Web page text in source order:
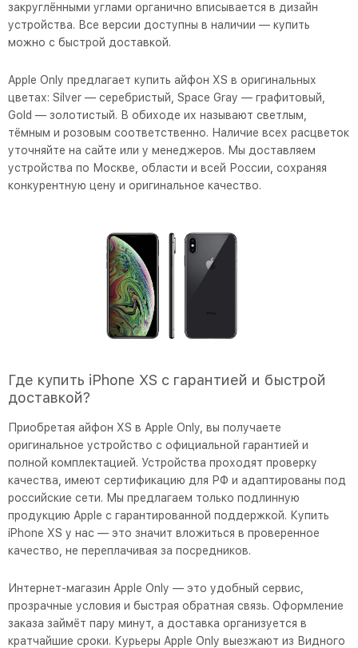
закруглёнными углами органично вписывается в дизайн
устройства. Все версии доступны в наличии — купить
можно с быстрой доставкой.
Apple Only предлагает купить айфон XS в оригинальных
цветах: Silver — серебристый, Space Gray — графитовый,
Gold — золотистый. В обиходе их называют светлым,
тёмным и розовым соответственно. Наличие всех расцветок
уточняйте на сайте или у менеджеров. Мы доставляем
устройства по Москве, области и всей России, сохраняя
конкурентную цену и оригинальное качество.
Где купить iPhone XS с гарантией и быстрой
доставкой?
Приобретая айфон XS в Apple Only, вы получаете
оригинальное устройство с официальной гарантией и
полной комплектацией. Устройства проходят проверку
качества, имеют сертификацию для РФ и адаптированы под
российские сети. Мы предлагаем только подлинную
продукцию Apple с гарантированной поддержкой. Купить
iPhone XS у нас — это значит вложиться в проверенное
качество, не переплачивая за посредников.
Интернет-магазин Apple Only — это удобный сервис,
прозрачные условия и быстрая обратная связь. Оформление
заказа займёт пару минут, а доставка организуется в
кратчайшие сроки. Курьеры Apple Only выезжают из Видного